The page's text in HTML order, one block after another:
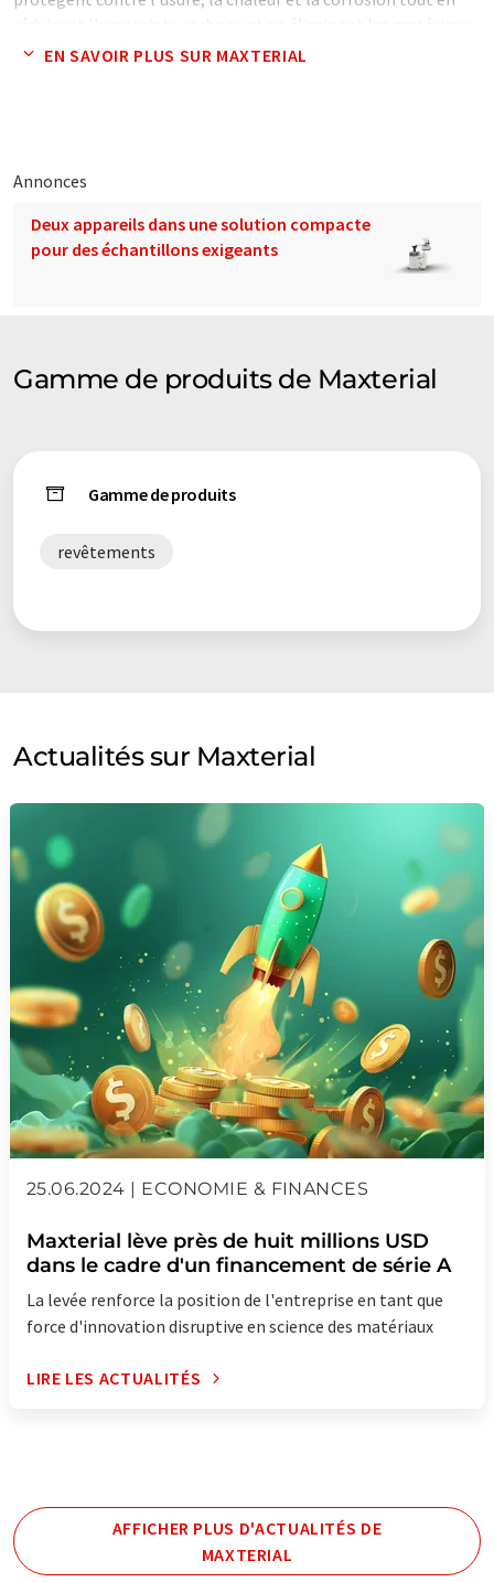
toxiques des processus industriels. Maxterial s'engage à
informatique sans intervention humaine. LUMITOS propose
ces traductions automatiques pour présenter un plus large
éventail de présentations d'entreprise. Comme cet article a été
EN SAVOIR PLUS SUR MAXTERIAL
Annonces
Deux appareils dans une solution compacte
pour des échantillons exigeants
Gamme de produits de Maxterial
Gamme de produits
revêtements
Actualités sur Maxterial
25.06.2024 | ECONOMIE & FINANCES
Maxterial lève près de huit millions USD
dans le cadre d'un financement de série A
La levée renforce la position de l'entreprise en tant que
force d'innovation disruptive en science des matériaux
LIRE LES ACTUALITÉS
AFFICHER PLUS D'ACTUALITÉS DE
MAXTERIAL